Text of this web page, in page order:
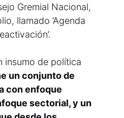
Gremial Nacional,
llamado ‘Agenda
insumo de política
un conjunto de
con enfoque
sectorial, y un